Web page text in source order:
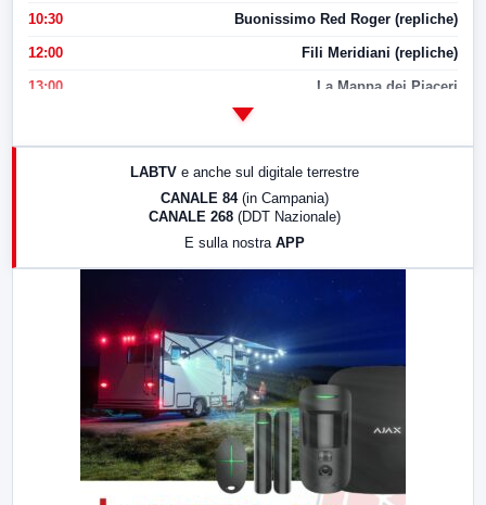
10:30 Buonissimo Red Roger (repliche)
12:00 Fili Meridiani (repliche)
13:00 La Mappa dei Piaceri
LABTV e anche sul digitale terrestre
CANALE 84 (in Campania)
CANALE 268 (DDT Nazionale)
E sulla nostra APP